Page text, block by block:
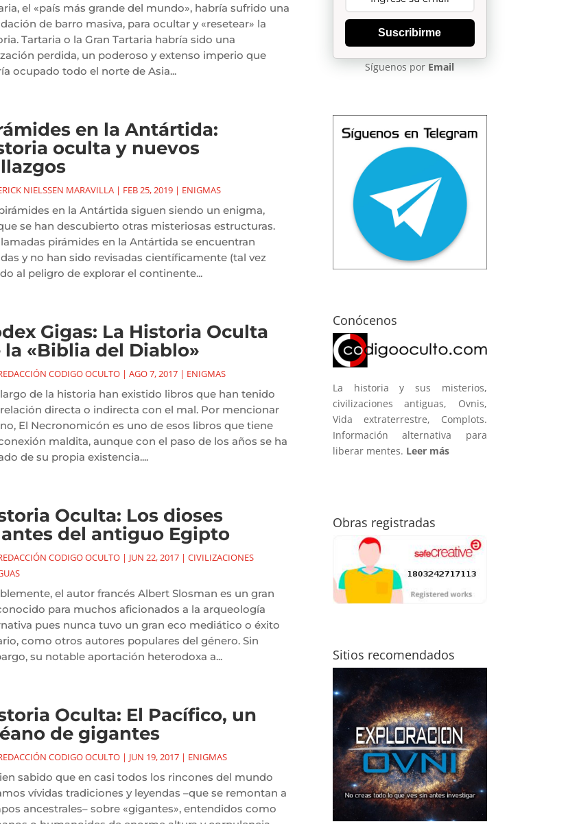
el «país más grande del mundo», habría sufrido una
de barro masiva, para ocultar y «resetear» la
Tartaria o la Gran Tartaria habría sido una
perdida, un poderoso y extenso imperio que
ocupado todo el norte de Asia...
en la Antártida:
oculta y nuevos
NIELSSEN MARAVILLA| FEB 25, 2019| ENIGMAS
en la Antártida siguen siendo un enigma,
se han descubierto otras misteriosas estructuras.
pirámides en la Antártida se encuentran
y no han sido revisadas científicamente (tal vez
al peligro de explorar el continente...
Gigas: La Historia Oculta
la «Biblia del Diablo»
CODIGO OCULTO| AGO 7, 2017| ENIGMAS
de la historia han existido libros que han tenido
directa o indirecta con el mal. Por mencionar
El Necronomicón es uno de esos libros que tiene
maldita, aunque con el paso de los años se ha
de su propia existencia....
Oculta: Los dioses
del antiguo Egipto
CODIGO OCULTO| JUN 22, 2017| CIVILIZACIONES
el autor francés Albert Slosman es un gran
para muchos aficionados a la arqueología
pues nunca tuvo un gran eco mediático o éxito
como otros autores populares del género. Sin
su notable aportación heterodoxa a...
Oculta: El Pacífico, un
de gigantes
CODIGO OCULTO| JUN 19, 2017| ENIGMAS
sabido que en casi todos los rincones del mundo
vívidas tradiciones y leyendas –que se remontan a
ancestrales– sobre «gigantes», entendidos como
Suscribirme
Síguenos por Email
Conócenos
La historia y sus misterios,
civilizaciones antiguas, Ovnis,
Vida extraterrestre, Complots.
Información alternativa para
liberar mentes. Leer más
Obras registradas
Sitios recomendados